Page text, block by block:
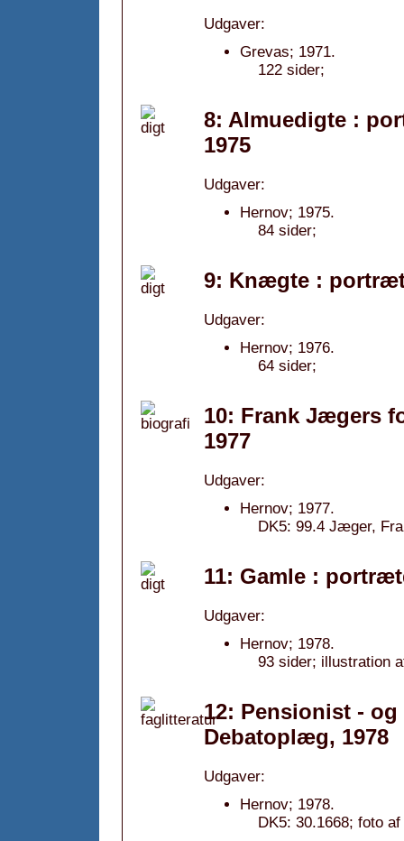
Udgaver:
Grevas; 1971.
122 sider;
8: Almuedigte :
1975
Udgaver:
Hernov; 1975.
84 sider;
9: Knægte :
Udgaver:
Hernov; 1976.
64 sider;
10: Frank Jægers
1977
Udgaver:
Hernov; 1977.
DK5: 99.4 Jæger,
11: Gamle :
Udgaver:
Hernov; 1978.
93 sider; illustration
12: Pensionist -
Debatoplæg, 1978
Udgaver:
Hernov; 1978.
DK5: 30.1668; foto